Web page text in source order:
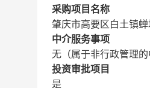
采购项目名称
肇庆市高要区白土镇
中介服务事项
无（属于非行政管理的
投资审批项目
是